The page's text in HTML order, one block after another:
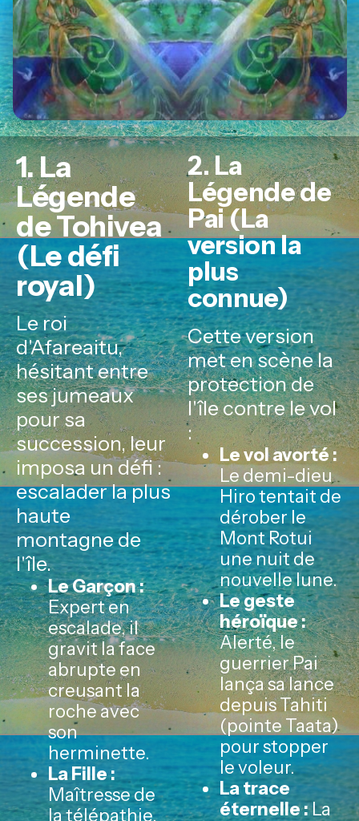
1. La
Légende
de Tohivea
(Le défi
royal)
Le roi
d'Afareaitu,
hésitant entre
ses jumeaux
pour sa
succession, leur
imposa un défi :
escalader la plus
haute
montagne de
l'île.
Le Garçon :
Expert en
escalade, il
gravit la face
abrupte en
creusant la
roche avec
son
herminette.
La Fille :
Maîtresse de
la télépathie,
2. La
Légende de
Pai (La
version la
plus
connue)
Cette version
met en scène la
protection de
l'île contre le vol
:
Le vol avorté :
Le demi-dieu
Hiro tentait de
dérober le
Mont Rotui
une nuit de
nouvelle lune.
Le geste
héroïque :
Alerté, le
guerrier Pai
lança sa lance
depuis Tahiti
(pointe Taata)
pour stopper
le voleur.
La trace
éternelle :La